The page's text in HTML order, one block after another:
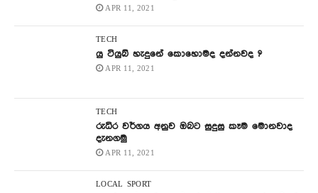
APR 11, 2021
TECH
යු ටියුබ් හැදුනේ කොහොමද දන්නවද ?
APR 11, 2021
TECH
රුධිර වර්ගය අනුව ඔබට සුදුසු කෑම මොනවාද
දැනගමු
APR 11, 2021
LOCAL SPORT